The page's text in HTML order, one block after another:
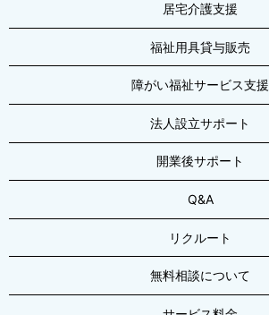
居宅介護支援
福祉用具貸与販売
障がい福祉サービス支援
法人設立サポート
開業後サポート
Q&A
リクルート
無料相談について